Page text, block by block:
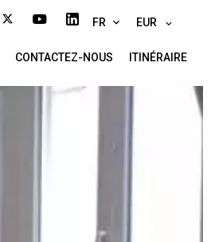
FR EUR
CONTACTEZ-NOUS ITINÉRAIRE